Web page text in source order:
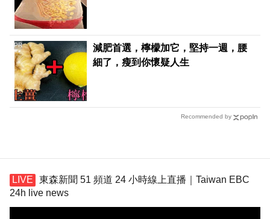
減肥首選，檸檬加它，堅持一週，腰
細了，瘦到你懷疑人生
PR
Recommended by
東森新聞 51 頻道 24 小時線上直播｜Taiwan EBC
24h live news